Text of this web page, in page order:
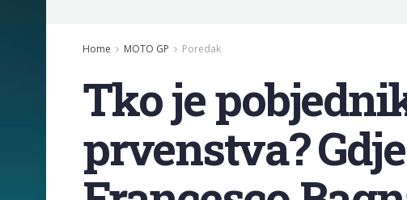
Home MOTO GP Poredak
Tko je
prvenstva?